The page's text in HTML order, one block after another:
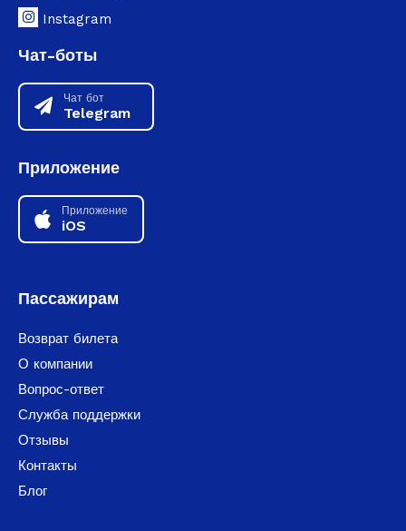
Instagram
Чат-боты
Чат бот
Telegram
Приложение
Приложение
iOS
Пассажирам
Возврат билета
О компании
Вопрос-ответ
Служба поддержки
Отзывы
Контакты
Блог